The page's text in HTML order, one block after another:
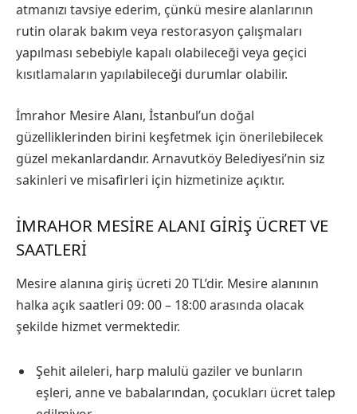
atmanızı tavsiye ederim, çünkü mesire alanlarının
rutin olarak bakım veya restorasyon çalışmaları
yapılması sebebiyle kapalı olabileceği veya geçici
kısıtlamaların yapılabileceği durumlar olabilir.
İmrahor Mesire Alanı, İstanbul’un doğal
güzelliklerinden birini keşfetmek için önerilebilecek
güzel mekanlardandır. Arnavutköy Belediyesi’nin siz
sakinleri ve misafirleri için hizmetinize açıktır.
İMRAHOR MESIRE ALANI GIRIŞ ÜCRET VE
SAATLERI
Mesire alanına giriş ücreti 20 TL’dir. Mesire alanının
halka açık saatleri 09: 00 – 18:00 arasında olacak
şekilde hizmet vermektedir.
Şehit aileleri, harp malulü gaziler ve bunların
eşleri, anne ve babalarından, çocukları ücret talep